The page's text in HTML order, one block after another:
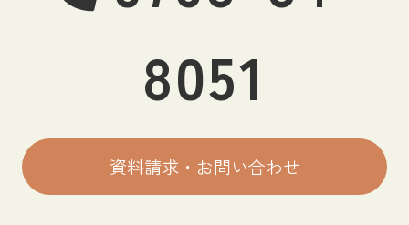
8051
資料請求・お問い合わせ